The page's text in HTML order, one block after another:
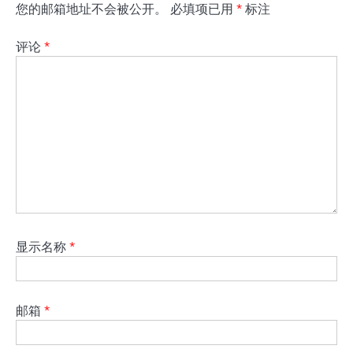
您的邮箱地址不会被公开。 必填项已用 * 标注
评论 *
显示名称 *
邮箱 *